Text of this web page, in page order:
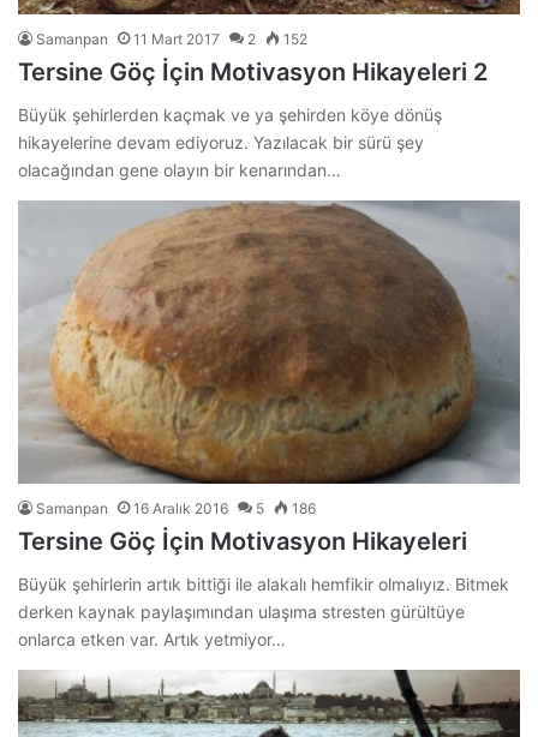
Samanpan 11 Mart 2017 2 152
Tersine Göç İçin Motivasyon Hikayeleri 2
Büyük şehirlerden kaçmak ve ya şehirden köye dönüş
hikayelerine devam ediyoruz. Yazılacak bir sürü şey
olacağından gene olayın bir kenarından…
Samanpan 16 Aralık 2016 5 186
Tersine Göç İçin Motivasyon Hikayeleri
Büyük şehirlerin artık bittiği ile alakalı hemfikir olmalıyız. Bitmek
derken kaynak paylaşımından ulaşıma stresten gürültüye
onlarca etken var. Artık yetmiyor…